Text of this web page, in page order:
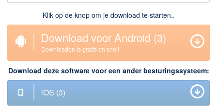
Downloaden
BitTorrent Clients
Nieuwslezers (Downloaden via usenet)
Onderhoud & Veiligheid
Computer opschonen
Veilig online
Klik op de knop om je download te starten..
Download voor Android (2)
Downloaden is gratis en snel!
Download deze software voor een ander besturingssysteem:
iOS (2)